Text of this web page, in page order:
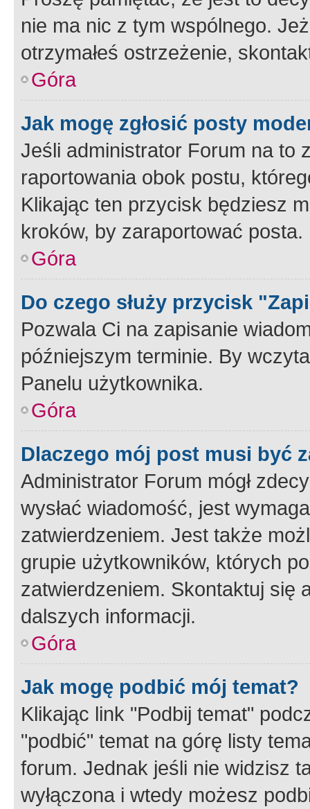
nie ma nic z tym wspólnego.
otrzymałeś ostrzeżenie,
Góra
Jak mogę zgłosić posty
Jeśli administrator Forum na to
raportowania obok postu,
Klikając ten przycisk będziesz
kroków, by zaraportować posta.
Góra
Do czego służy przycisk
Pozwala Ci na zapisanie
późniejszym terminie. By
Panelu użytkownika.
Góra
Dlaczego mój post musi być
Administrator Forum mógł
wysłać wiadomość, jest
zatwierdzeniem. Jest także
grupie użytkowników, których
zatwierdzeniem. Skontaktuj się
dalszych informacji.
Góra
Jak mogę podbić mój temat?
Klikając link "Podbij temat"
"podbić" temat na górę listy
forum. Jednak jeśli nie widzisz
wyłączona i wtedy możesz